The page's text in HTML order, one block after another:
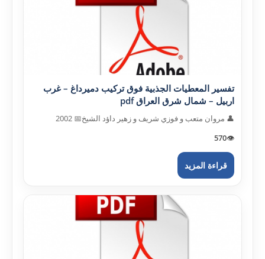
تفسير المعطيات الجذبية فوق تركيب دميرداغ – غرب
اربيل – شمال شرق العراق pdf
👤 مروان متعب و فوزي شريف و زهير داؤد الشيخ📅 2002
👁️
570
قراءة المزيد